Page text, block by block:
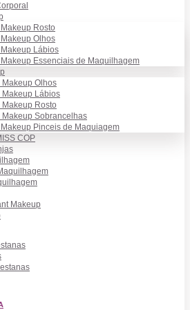
Rosto
Olhos
Lábios
Essenciais de Maquilhagem
Makeup Olhos
Makeup Lábios
Makeup Rosto
Makeup Sobrancelhas
Pinceis de Maquiagem
COP
Makeup